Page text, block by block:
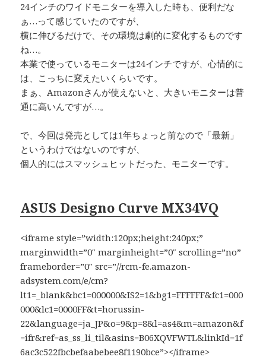
24インチのワイドモニターを導入した時も、便利だな
ぁ…って感じていたのですが、
横に伸びるだけで、その環境は劇的に変化するものです
ね…。
本業で使っているモニターは24インチですが、心情的に
は、こっちに変えたいくらいです。
まぁ、Amazonさんが使えないと、大きいモニターは普
通に高いんですが…。
で、今回は発売としては1年ちょっと前なので「最新」
というわけではないのですが、
個人的にはスマッシュヒットだった、モニターです。
ASUS Designo Curve MX34VQ
<iframe style=”width:120px;height:240px;”
marginwidth=”0″ marginheight=”0″ scrolling=”no”
frameborder=”0″ src=”//rcm-fe.amazon-
adsystem.com/e/cm?
lt1=_blank&bc1=000000&IS2=1&bg1=FFFFFF&fc1=000
000&lc1=0000FF&t=horussin-
22&language=ja_JP&o=9&p=8&l=as4&m=amazon&f
=ifr&ref=as_ss_li_til&asins=B06XQVFWTL&linkId=1f
6ac3c522fbcbefaabebee8f1190bce”></iframe>